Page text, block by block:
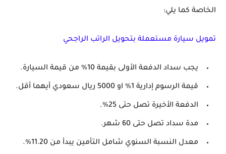
الخاصة كما يلي:
تمويل سيارة مستعملة بتحويل الراتب الراجحي
يجب سداد الدفعة الأولى بقيمة 10% من قيمة السيارة.
قيمة الرسوم إدارية 1% او 5000 ريال سعودي أيهما أقل.
الدفعة الأخيرة تصل حتى 25%.
مدة سداد تصل حتى 60 شهر.
معدل النسبة السنوي شامل التأمين يبدأ من 11.20%.